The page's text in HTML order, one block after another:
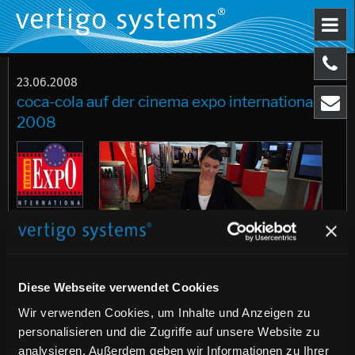
Diese Webseite verwendet Cookies
Wir verwenden Cookies, um Inhalte und Anzeigen zu
personalisieren und die Zugriffe auf unsere Website zu
analysieren. Außerdem geben wir Informationen zu Ihrer
23.06.2008
coca-cola auf der cinema expo international
2008
Besuchen Sie uns auf dem zentralen
Stand von Coca-Cola
Vom 24. Bis 26. Juni 2008 wird die